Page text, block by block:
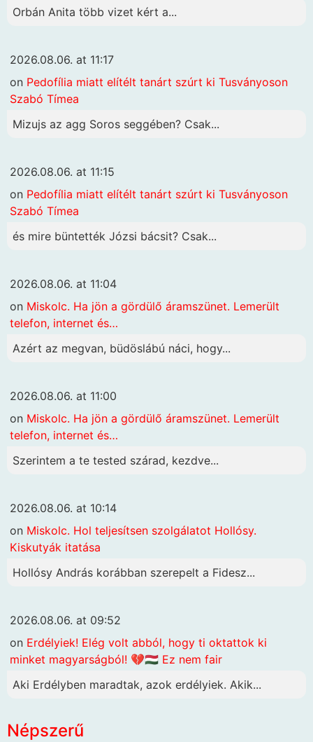
Orbán Anita több vizet kért a...
2026.08.06. at 11:17
on Pedofília miatt elítélt tanárt szúrt ki Tusványoson
Szabó Tímea
Mizujs az agg Soros seggében? Csak...
2026.08.06. at 11:15
on Pedofília miatt elítélt tanárt szúrt ki Tusványoson
Szabó Tímea
és mire büntették Józsi bácsit? Csak...
2026.08.06. at 11:04
on Miskolc. Ha jön a gördülő áramszünet. Lemerült
telefon, internet és…
Azért az megvan, büdöslábú náci, hogy...
2026.08.06. at 11:00
on Miskolc. Ha jön a gördülő áramszünet. Lemerült
telefon, internet és…
Szerintem a te tested szárad, kezdve...
2026.08.06. at 10:14
on Miskolc. Hol teljesítsen szolgálatot Hollósy.
Kiskutyák itatása
Hollósy András korábban szerepelt a Fidesz...
2026.08.06. at 09:52
on Erdélyiek! Elég volt abból, hogy ti oktattok ki
minket magyarságból! 💔🇭🇺 Ez nem fair
Aki Erdélyben maradtak, azok erdélyiek. Akik...
Népszerű